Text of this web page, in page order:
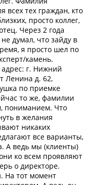
всех тех граждан, кто
просто коллег,
Через 2 года
думал, что зайду в
я просто шел по
камень.
г. Нижний
Ленина д. 62,
по приемке
то же, фамилии
пониманием. Что
в желания
никаких
все варианты,
А ведь мы (клиенты)
ко всем проявляют
о директоре.
На тот момент